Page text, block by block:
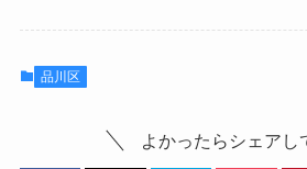
品川区
よかったらシェアし